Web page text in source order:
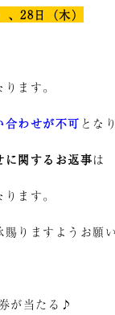
28日（木）
ます。
合わせが不可 とな
に関するお返事は
ります。
りますようお願
が当たる♪